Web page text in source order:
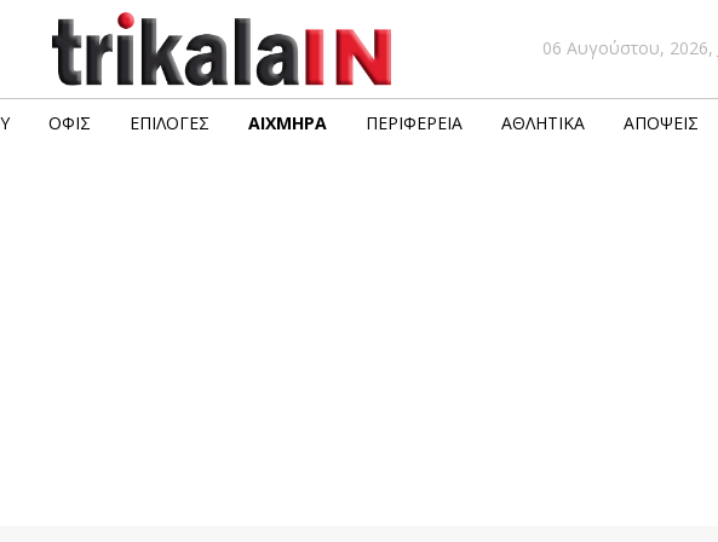
06 Αυγούστου, 2026,
ΟΦΙΣ ΕΠΙΛΟΓΈΣ ΑΙΧΜΗΡΆ ΠΕΡΙΦΈΡΕΙΑ ΑΘΛΗΤΙΚΆ ΑΠΌΨΕΙΣ